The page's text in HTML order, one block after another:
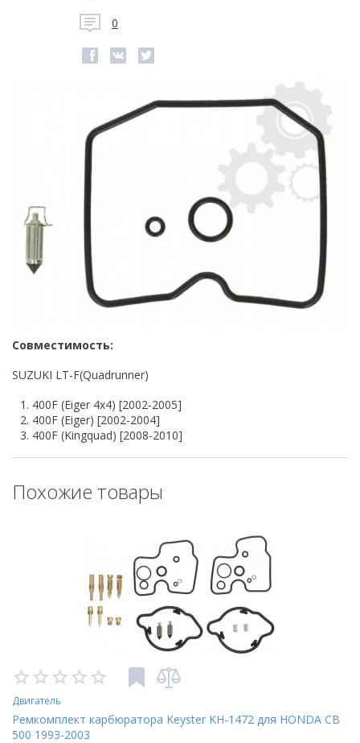
0
Совместимость:
SUZUKI LT-F(Quadrunner)
400F (Eiger 4x4) [2002-2005]
400F (Eiger) [2002-2004]
400F (Kingquad) [2008-2010]
Похожие товары
Двигатель
Ремкомплект карбюратора Keyster KH-1472 для HONDA CB
500 1993-2003